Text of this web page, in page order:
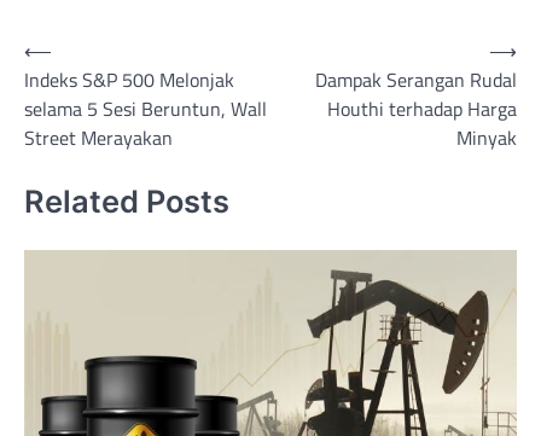
Post
navigation
⟵
Indeks S&P 500 Melonjak
selama 5 Sesi Beruntun, Wall
Street Merayakan
Dampak Serangan Rudal
Houthi terhadap Harga
Minyak
⟶
Related Posts